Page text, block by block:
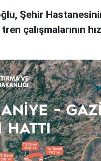
Şehir
çalışmalarının